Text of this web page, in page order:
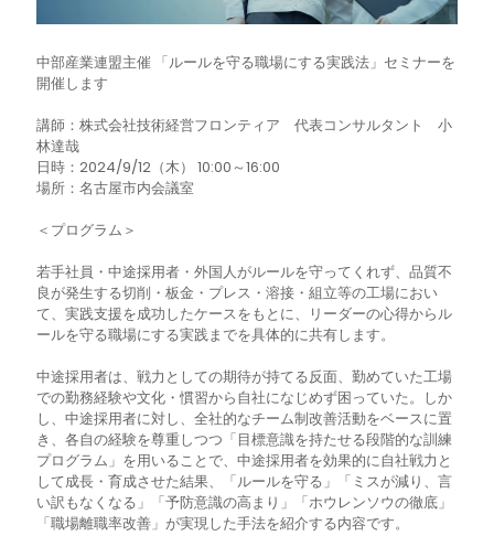
中部産業連盟主催 「ルールを守る職場にする実践法」セミナーを
開催します
講師：株式会社技術経営フロンティア 代表コンサルタント 小
林達哉
日時：2024/9/12（木） 10:00～16:00
場所：名古屋市内会議室
＜プログラム＞
若手社員・中途採用者・外国人がルールを守ってくれず、品質不
良が発生する切削・板金・プレス・溶接・組立等の工場におい
て、実践支援を成功したケースをもとに、リーダーの心得からル
ールを守る職場にする実践までを具体的に共有します。
中途採用者は、戦力としての期待が持てる反面、勤めていた工場
での勤務経験や文化・慣習から自社になじめず困っていた。しか
し、中途採用者に対し、全社的なチーム制改善活動をベースに置
き、各自の経験を尊重しつつ「目標意識を持たせる段階的な訓練
プログラム」を用いることで、中途採用者を効果的に自社戦力と
して成長・育成させた結果、「ルールを守る」「ミスが減り、言
い訳もなくなる」「予防意識の高まり」「ホウレンソウの徹底」
「職場離職率改善」が実現した手法を紹介する内容です。